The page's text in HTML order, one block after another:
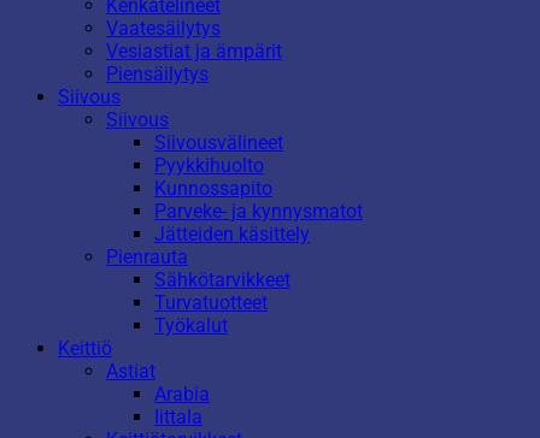
Kenkätelineet
Vaatesäilytys
Vesiastiat ja ämpärit
Piensäilytys
Siivous
Siivous
Siivousvälineet
Pyykkihuolto
Kunnossapito
Parveke- ja kynnysmatot
Jätteiden käsittely
Pienrauta
Sähkötarvikkeet
Turvatuotteet
Työkalut
Keittiö
Astiat
Arabia
Iittala